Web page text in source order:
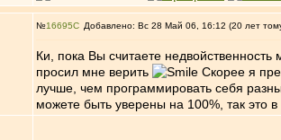
№16695 Добавлено: Вс 28 Май 06, 16:12 (20 лет
Ки, пока Вы считаете недвойственность
просил мне верить
Скорее я
лучше, чем программировать себя
можете быть уверены на 100%, так это